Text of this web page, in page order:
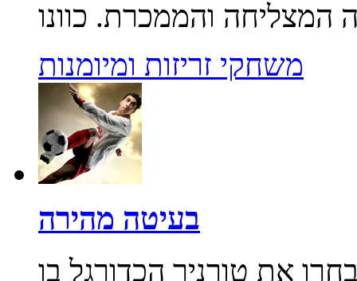
משחקי זריזות ומיומנות
בעיטה מהירה